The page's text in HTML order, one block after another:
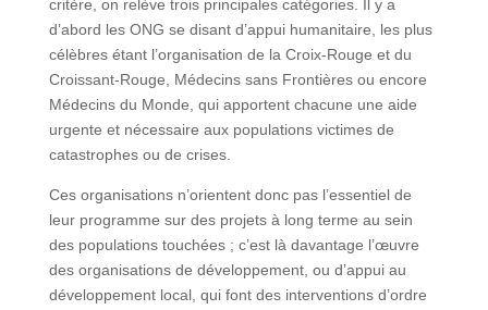
critère, on relève trois principales catégories. Il y a
d’abord les ONG se disant d’appui humanitaire, les plus
célèbres étant l’organisation de la Croix-Rouge et du
Croissant-Rouge, Médecins sans Frontières ou encore
Médecins du Monde, qui apportent chacune une aide
urgente et nécessaire aux populations victimes de
catastrophes ou de crises.
Ces organisations n’orientent donc pas l’essentiel de
leur programme sur des projets à long terme au sein
des populations touchées ; c’est là davantage l’œuvre
des organisations de développement, ou d’appui au
développement local, qui font des interventions d’ordre